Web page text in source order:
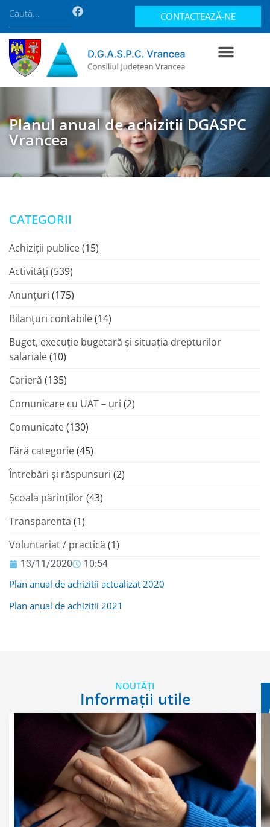
CONTACTEAZĂ-NE
Planul anual de achizitii DGASPC
Vrancea
13/11/2020 10:54
Plan anual de achizitii actualizat 2020
Plan anual de achizitii 2021
CATEGORII
Achiziții publice(15)
Activități (539)
Anunțuri (175)
Bilanțuri contabile(14)
Buget, execuție bugetară și situația drepturilor
salariale(10)
Carieră (135)
Comunicare cu UAT – uri (2)
Comunicate(130)
Fără categorie(45)
Întrebări și răspunsuri (2)
Şcoala părinţilor(43)
Transparenta (1)
Voluntariat / practică (1)
NOUTĂȚI
Informații utile